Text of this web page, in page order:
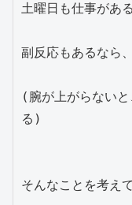
土曜日も仕事があ
副反応もあるなら
(腕が上がらない
る)
そんなことを考え